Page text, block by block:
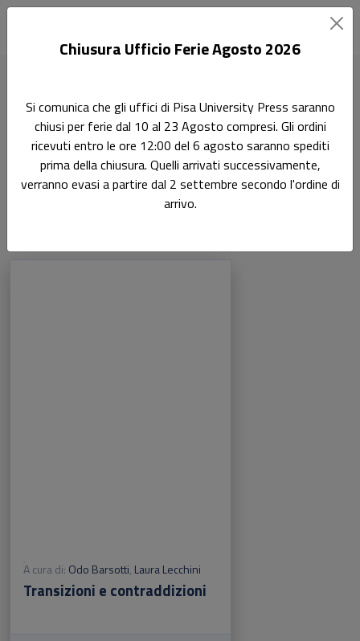
Laura Lecchini
Pagina di Laura Lecchini
A cura di: Odo Barsotti, Laura Lecchini
Transizioni e contraddizioni
Chiusura Ufficio Ferie Agosto 2026
Si comunica che gli uffici di Pisa University Press saranno
chiusi per ferie dal 10 al 23 Agosto compresi. Gli ordini
ricevuti entro le ore 12:00 del 6 agosto saranno spediti
prima della chiusura. Quelli arrivati successivamente,
verranno evasi a partire dal 2 settembre secondo l'ordine di
arrivo.